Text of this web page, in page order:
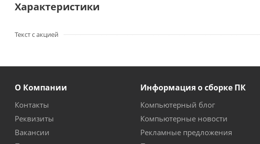
Характеристики
Текст с акцией
О Компании
Контакты
Реквизиты
Вакансии
Информация о сборке ПК
Компьютерный блог
Компьютерные новости
Рекламные предложения